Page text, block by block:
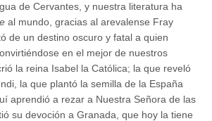
de Cervantes, y nuestra literatura ha
al mundo, gracias al arevalense Fray
de un destino oscuro y fatal a quien
en el mejor de nuestros
la reina Isabel la Católica; la que reveló
la que plantó la semilla de la España
aprendió a rezar a Nuestra Señora de las
su devoción a Granada, que hoy la tiene